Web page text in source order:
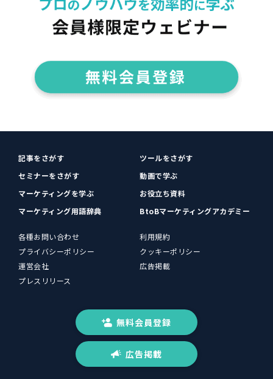
記事をさがす
ツールをさがす
セミナーをさがす
動画で学ぶ
マーケティングを学ぶ
お役立ち資料
マーケティング用語辞典
BtoBマーケティングアカデミー
各種お問い合わせ
利用規約
プライバシーポリシー
クッキーポリシー
運営会社
広告掲載
プレスリリース
無料会員登録
広告掲載